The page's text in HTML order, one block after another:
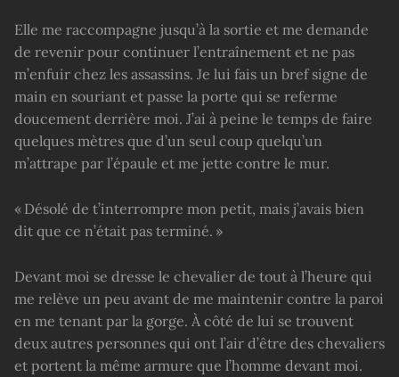
Elle me raccompagne jusqu’à la sortie et me demande
de revenir pour continuer l’entraînement et ne pas
m’enfuir chez les assassins. Je lui fais un bref signe de
main en souriant et passe la porte qui se referme
doucement derrière moi. J’ai à peine le temps de faire
quelques mètres que d’un seul coup quelqu’un
m’attrape par l’épaule et me jette contre le mur.
« Désolé de t’interrompre mon petit, mais j’avais bien
dit que ce n’était pas terminé. »
Devant moi se dresse le chevalier de tout à l’heure qui
me relève un peu avant de me maintenir contre la paroi
en me tenant par la gorge. À côté de lui se trouvent
deux autres personnes qui ont l’air d’être des chevaliers
et portent la même armure que l’homme devant moi.